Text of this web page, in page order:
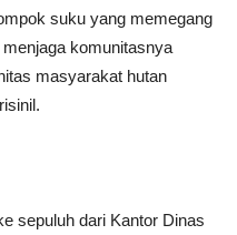
suku yang memegang
komunitasnya
masyarakat hutan
sepuluh dari Kantor Dinas